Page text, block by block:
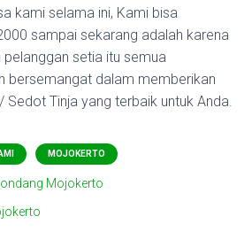
kami selama ini, Kami bisa
sampai sekarang adalah karena
setia itu semua
bersemangat dalam memberikan
Tinja yang terbaik untuk Anda.
MOJOKERTO
Mojokerto